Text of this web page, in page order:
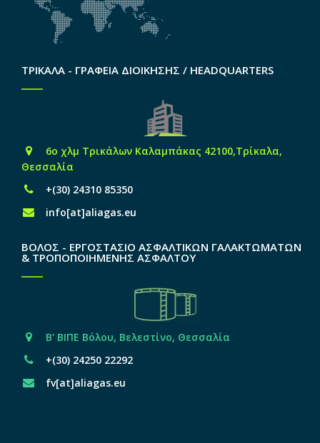
ΤΡΙΚΑΛΑ - ΓΡΑΦΕΙΑ ΔΙΟΙΚΗΣΗΣ / HEADQUARTERS
6o χλμ Τρικάλων Καλαμπάκας 42100,Τρίκαλα,
Θεσσαλία
+(30) 24310 85350
info[at]aliagas.eu
ΒΟΛΟΣ - ΕΡΓΟΣΤΑΣΙΟ ΑΣΦΑΛΤΙΚΩΝ ΓΑΛΑΚΤΩΜΑΤΩΝ
& ΤΡΟΠΟΠΟΙΗΜΕΝΗΣ ΑΣΦΑΛΤΟΥ
Β' ΒΙΠΕ Βόλου, Βελεστίνο, Θεσσαλία
+(30) 24250 22292
fv[at]aliagas.eu